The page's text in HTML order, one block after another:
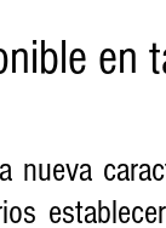
en
nueva